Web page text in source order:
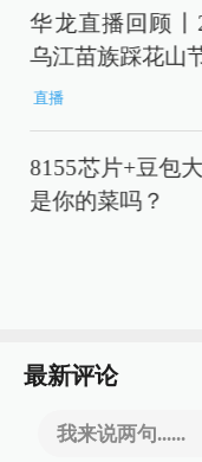
华龙直播回顾丨
乌江苗族踩花山
直播
8155芯片+豆包
是你的菜吗？
最新评论
我来说两句......